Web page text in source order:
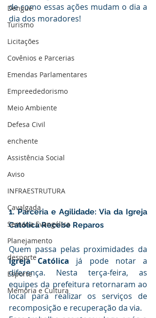
Dengue
Turismo
Licitações
Covênios e Parcerias
Emendas Parlamentares
Empreededorismo
Meio Ambiente
Defesa Civil
enchente
Assistência Social
Aviso
INFRAESTRUTURA
Cavalgada
Semana Evangélica
Planejamento
desporte
Esporte
Memória e Cultura
de como essas ações mudam o dia a
dia dos moradores!
1. Parceria e Agilidade: Via da Igreja
Católica Recebe Reparos
Igreja Católica já pode notar a
diferença. Nesta terça-feira, as
equipes da prefeitura retornaram ao
local para realizar os serviços de
recomposição e recuperação da via.